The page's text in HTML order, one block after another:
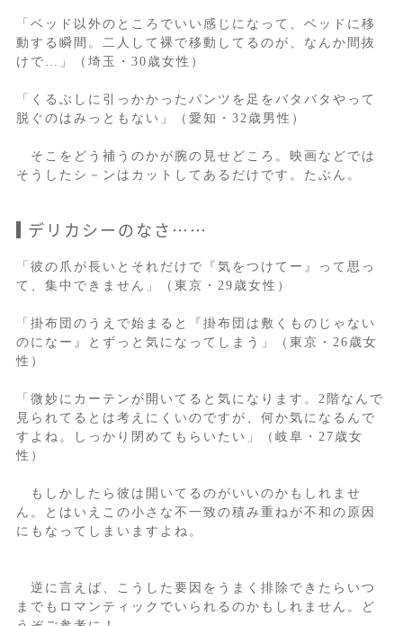
「ベッド以外のところでいい感じになって、ベッドに移
動する瞬間。二人して裸で移動してるのが、なんか間抜
けで…」（埼玉・30歳女性）
「くるぶしに引っかかったパンツを足をバタバタやって
脱ぐのはみっともない」（愛知・32歳男性）
そこをどう補うのかが腕の見せどころ。映画などでは
そうしたシ－ンはカットしてあるだけです。たぶん。
デリカシーのなさ……
「彼の爪が長いとそれだけで『気をつけてー』って思っ
て、集中できません」（東京・29歳女性）
「掛布団のうえで始まると『掛布団は敷くものじゃない
のになー』とずっと気になってしまう」（東京・26歳女
性）
「微妙にカーテンが開いてると気になります。2階なんで
見られてるとは考えにくいのですが、何か気になるんで
すよね。しっかり閉めてもらいたい」（岐阜・27歳女
性）
もしかしたら彼は開いてるのがいいのかもしれませ
ん。とはいえこの小さな不一致の積み重ねが不和の原因
にもなってしまいますよね。
逆に言えば、こうした要因をうまく排除できたらいつ
までもロマンティックでいられるのかもしれません。ど